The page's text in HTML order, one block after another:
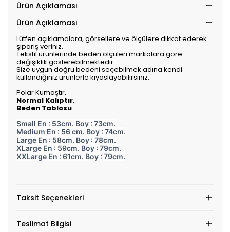
Ürün Açıklaması
Ürün Açıklaması
Lütfen açıklamalara, görsellere ve ölçülere dikkat ederek
şipariş veriniz.
Tekstil ürünlerinde beden ölçüleri markalara göre
değişiklik gösterebilmektedir.
Size uygun doğru bedeni seçebilmek adına kendi
kullandığınız ürünlerle kıyaslayabilirsiniz.
Polar Kumaştır.
Normal Kalıptır.
Beden Tablosu
Small En : 53cm. Boy : 73cm.
Medium En : 56 cm. Boy : 74cm.
Large En : 58cm. Boy : 78cm.
XLarge En : 59cm. Boy : 79cm.
XXLarge En : 61cm. Boy : 79cm.
Taksit Seçenekleri
Teslimat Bilgisi